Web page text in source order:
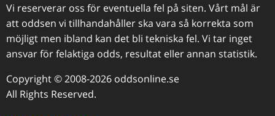
Vi reserverar oss för eventuella fel på siten. Vårt mål är
att oddsen vi tillhandahåller ska vara så korrekta som
möjligt men ibland kan det bli tekniska fel. Vi tar inget
ansvar för felaktiga odds, resultat eller annan statistik.
Copyright © 2008-2026 oddsonline.se
All Rights Reserved.